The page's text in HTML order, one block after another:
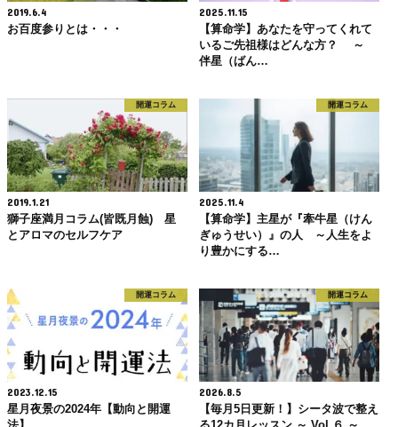
2019.6.4
お百度参りとは・・・
2025.11.15
【算命学】あなたを守ってくれて
いるご先祖様はどんな方？ ～
伴星（ばん…
開運コラム
2019.1.21
獅子座満月コラム(皆既月蝕) 星
とアロマのセルフケア
開運コラム
2025.11.4
【算命学】主星が『牽牛星（けん
ぎゅうせい）』の人 ～人生をよ
り豊かにする…
開運コラム
2023.12.15
星月夜景の2024年【動向と開運
開運コラム
2026.8.5
【毎月5日更新！】シータ波で整え